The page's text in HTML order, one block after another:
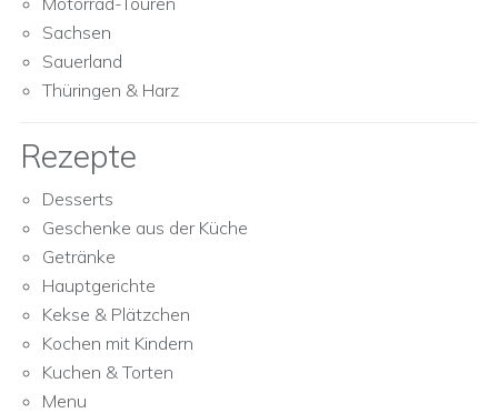
Sachsen
Sauerland
Thüringen & Harz
Rezepte
Desserts
Geschenke aus der Küche
Getränke
Hauptgerichte
Kekse & Plätzchen
Kochen mit Kindern
Kuchen & Torten
Menu